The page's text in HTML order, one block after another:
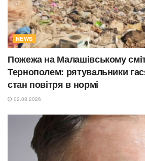
NEWS
Пожежа на Малашівському
Тернополем: рятувальники
стан повітря в нормі
02.08.2026